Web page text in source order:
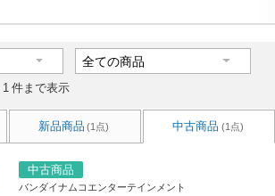
1 件まで表示
新品商品 (1点) 中古商品 (1点)
中古商品
バンダイナムコエンターテインメント